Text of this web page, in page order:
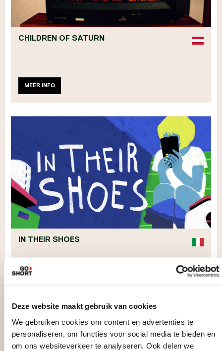
Deze website maakt gebruik van cookies
We gebruiken cookies om content en advertenties te
personaliseren, om functies voor social media te bieden en
om ons websiteverkeer te analyseren. Ook delen we
CHILDREN OF SATURN
MEER INFO
IN THEIR SHOES